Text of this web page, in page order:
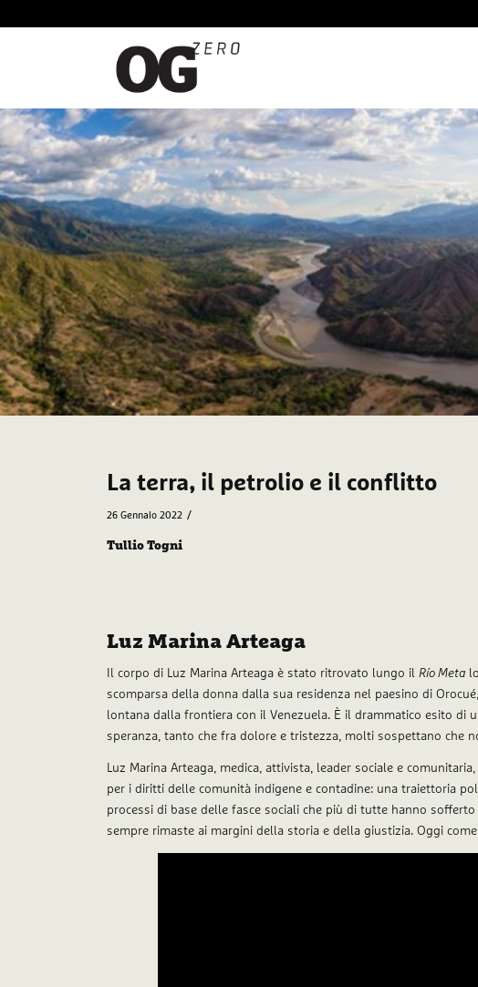
La terra, il petrolio e il conflitto
26 Gennaio 2022 /
Tullio Togni
Luz Marina Arteaga
Il corpo di Luz Marina Arteaga è stato ritrovato lungo ilRío Meta
scomparsa della donna dalla sua residenza nel paesino di
lontana dalla frontiera con il Venezuela. È il drammatico esito di
speranza, tanto che fra dolore e tristezza, molti sospettano che
Luz Marina Arteaga, medica, attivista, leader sociale e
per i diritti delle comunità indigene e contadine: una traiettoria
processi di base delle fasce sociali che più di tutte hanno
sempre rimaste ai margini della storia e della giustizia. Oggi